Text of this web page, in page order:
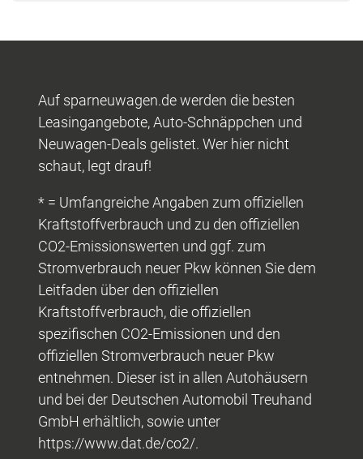
Auf sparneuwagen.de werden die besten
Leasingangebote, Auto-Schnäppchen und
Neuwagen-Deals gelistet. Wer hier nicht
schaut, legt drauf!
* = Umfangreiche Angaben zum offiziellen
Kraftstoffverbrauch und zu den offiziellen
CO2-Emissionswerten und ggf. zum
Stromverbrauch neuer Pkw können Sie dem
Leitfaden über den offiziellen
Kraftstoffverbrauch, die offiziellen
spezifischen CO2-Emissionen und den
offiziellen Stromverbrauch neuer Pkw
entnehmen. Dieser ist in allen Autohäusern
und bei der Deutschen Automobil Treuhand
GmbH erhältlich, sowie unter
https://www.dat.de/co2/.